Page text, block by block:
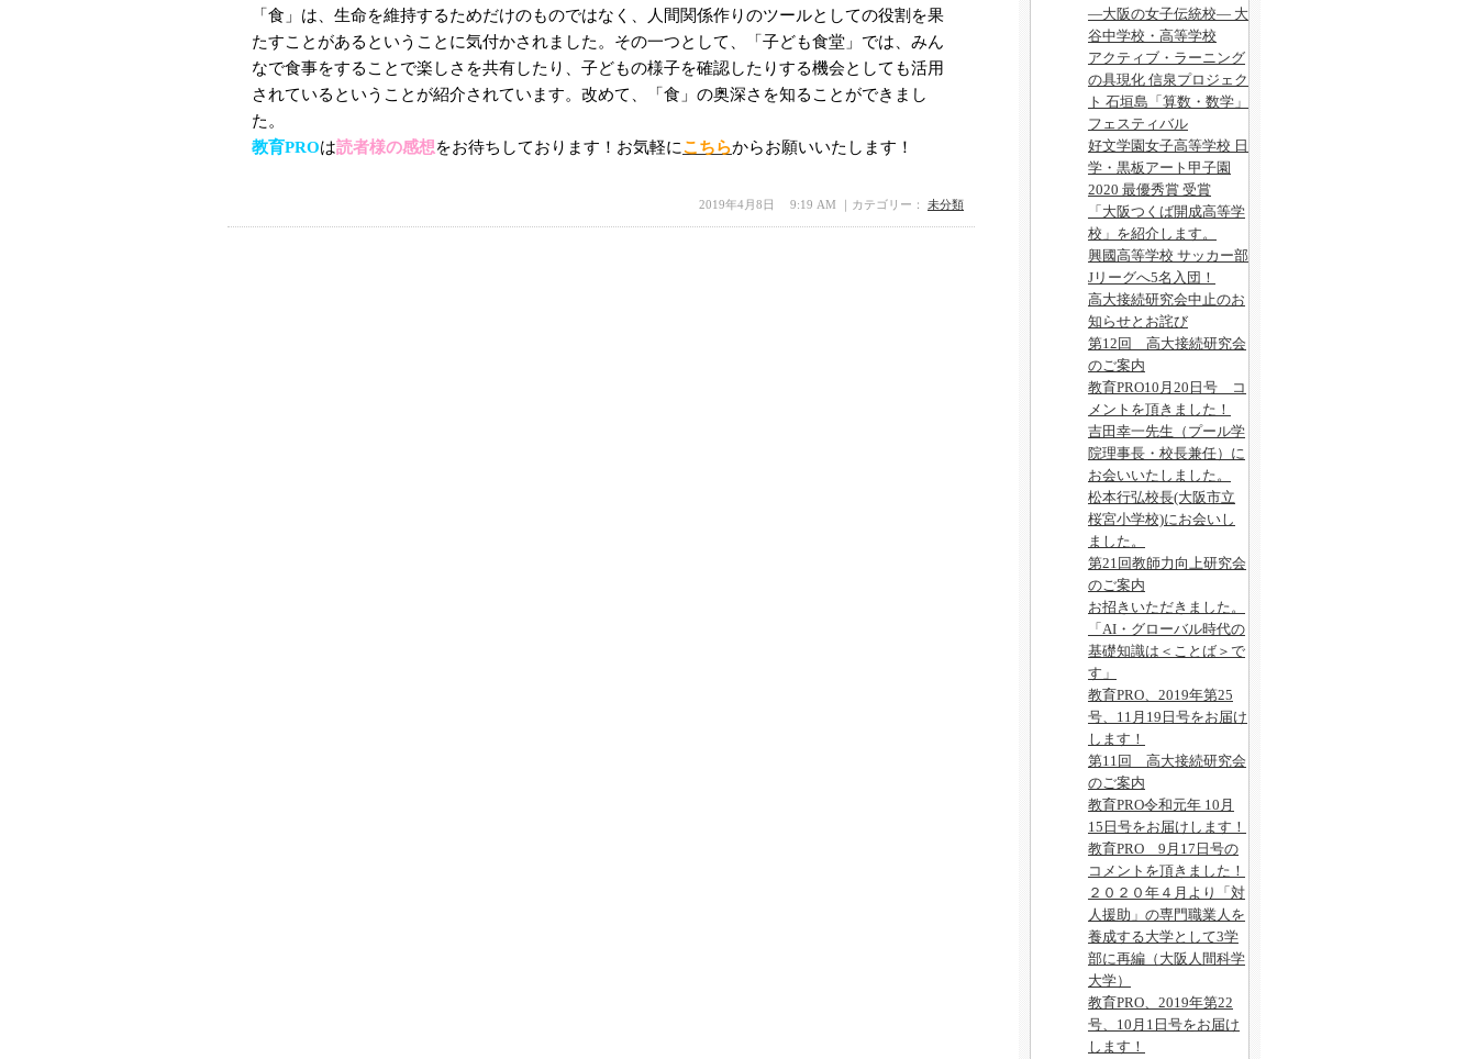
「食」は、生命を維持するためだけのものではなく、人間関係作りのツールとしての役割を果
たすことがあるということに気付かされました。その一つとして、「子ども食堂」では、みん
なで食事をすることで楽しさを共有したり、子どもの様子を確認したりする機会としても活用
されているということが紹介されています。改めて、「食」の奥深さを知ることができまし
た。
教育PROは読者様の感想をお待ちしております！お気軽にこちらからお願いいたします！
2019年4月8日 9:19 AM ｜カテゴリー： 未分類
―大阪の女子伝統校― 大
谷中学校・高等学校
アクティブ・ラーニング
の具現化 信泉プロジェク
ト 石垣島「算数・数学」
フェスティバル
好文学園女子高等学校 日
学・黒板アート甲子園
2020 最優秀賞 受賞
「大阪つくば開成高等学
校」を紹介します。
興國高等学校 サッカー部
Jリーグへ5名入団！
高大接続研究会中止のお
知らせとお詫び
第12回 高大接続研究会
のご案内
教育PRO10月20日号 コ
メントを頂きました！
吉田幸一先生（プール学
院理事長・校長兼任）に
お会いいたしました。
松本行弘校長(大阪市立
桜宮小学校)にお会いし
ました。
第21回教師力向上研究会
のご案内
お招きいただきました。
「AI・グローバル時代の
基礎知識は＜ことば＞で
す」
教育PRO、2019年第25
号、11月19日号をお届け
します！
第11回 高大接続研究会
のご案内
教育PRO令和元年 10月
15日号をお届けします！
教育PRO 9月17日号の
コメントを頂きました！
２０２０年４月より「対
人援助」の専門職業人を
養成する大学として3学
部に再編（大阪人間科学
大学）
教育PRO、2019年第22
号、10月1日号をお届け
します！